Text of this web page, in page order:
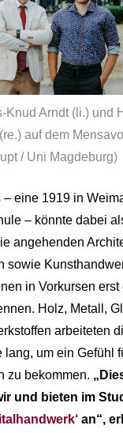
Knud Arndt (li.) und
auf dem
/ Uni Magdeburg)
– eine 1919 in
– könnte dabei
angehenden
sowie
in Vorkursen
Holz, Metall,
arbeiteten
lang, um ein Gefühl
zu bekommen.
und bieten im
an“,